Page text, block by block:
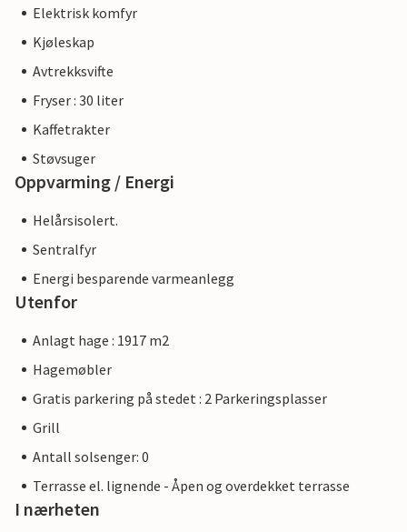
Elektrisk komfyr
Kjøleskap
Avtrekksvifte
Fryser : 30 liter
Kaffetrakter
Støvsuger
Oppvarming / Energi
Helårsisolert.
Sentralfyr
Energi besparende varmeanlegg
Utenfor
Anlagt hage : 1917 m2
Hagemøbler
Gratis parkering på stedet : 2 Parkeringsplasser
Grill
Antall solsenger: 0
Terrasse el. lignende - Åpen og overdekket terrasse
I nærheten